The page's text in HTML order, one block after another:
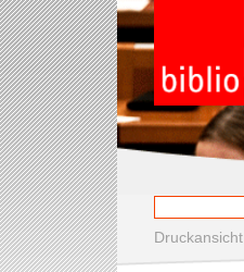
Druckansicht